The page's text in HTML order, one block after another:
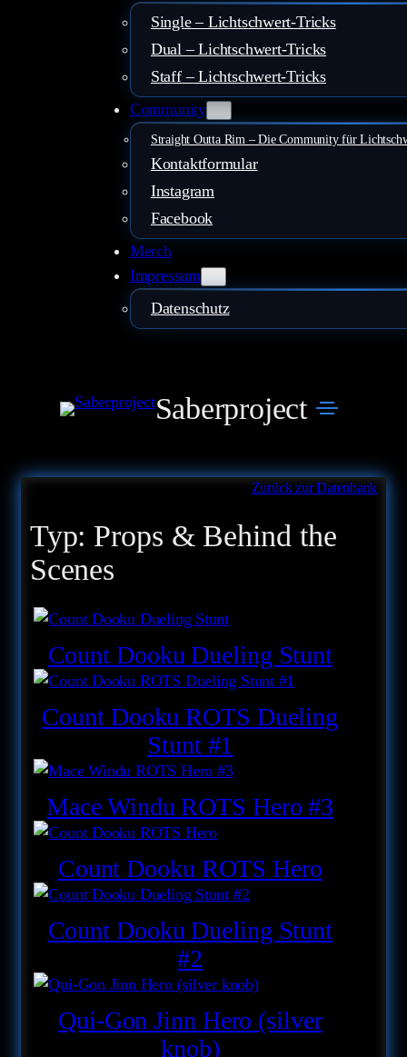
Single – Lichtschwert-Tricks
Dual – Lichtschwert-Tricks
Staff – Lichtschwert-Tricks
Community
Straight Outta Rim – Die Community für
Kontaktformular
Instagram
Facebook
Merch
Impressum
Datenschutz
Saberproject
Zurück zur Datenbank
Typ: Props & Behind the
Scenes
Count Dooku Dueling Stunt
Count Dooku ROTS Dueling
Stunt #1
Mace Windu ROTS Hero #3
Count Dooku ROTS Hero
Count Dooku Dueling Stunt
#2
Qui-Gon Jinn Hero (silver
knob)